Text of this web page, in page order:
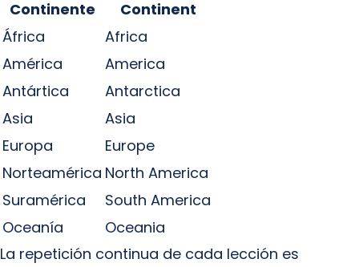
Continente
Continent
África
Africa
América
America
Antártica
Antarctica
Asia
Asia
Europa
Europe
Norteamérica North America
Suramérica
South America
Oceanía
Oceania
La repetición continua de cada lección es